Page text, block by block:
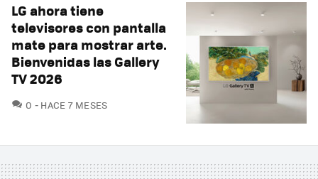
LG ahora tiene
televisores con pantalla
mate para mostrar arte.
Bienvenidas las Gallery
TV 2026
0 COMENTARIOS
HACE 7 MESES